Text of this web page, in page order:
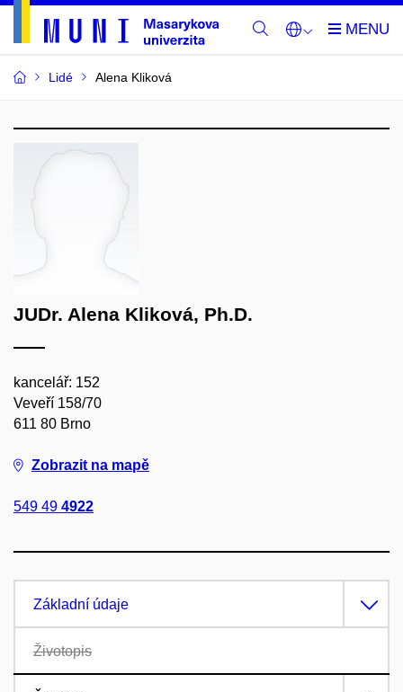
Lidé Alena Kliková
JUDr. Alena Kliková, Ph.D.
kancelář: 152
Veveří 158/70
611 80 Brno
Zobrazit na mapě
549 49 4922
Základní údaje
Životopis